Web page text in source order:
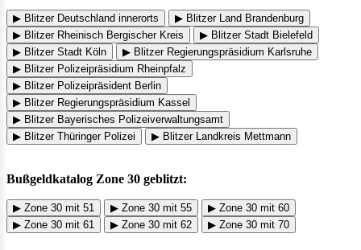
▶ Blitzer Deutschland innerorts
▶ Blitzer Land Brandenburg
▶ Blitzer Rheinisch Bergischer Kreis
▶ Blitzer Stadt Bielefeld
▶ Blitzer Stadt Köln
▶ Blitzer Regierungspräsidium Karlsruhe
▶ Blitzer Polizeipräsidium Rheinpfalz
▶ Blitzer Polizeipräsident Berlin
▶ Blitzer Regierungspräsidium Kassel
▶ Blitzer Bayerisches Polizeiverwaltungsamt
▶ Blitzer Thüringer Polizei
▶ Blitzer Landkreis Mettmann
Bußgeldkatalog Zone 30 geblitzt:
▶ Zone 30 mit 51 ▶ Zone 30 mit 55
▶ Zone 30 mit 60
▶ Zone 30 mit 61
▶ Zone 30 mit 62 ▶ Zone 30 mit 70